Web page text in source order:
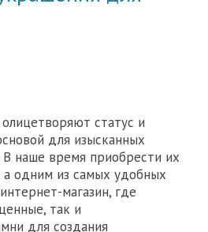
статус и
для изысканных
наше время приобрести их
а одним из самых удобных
магазин, где
так и
для создания